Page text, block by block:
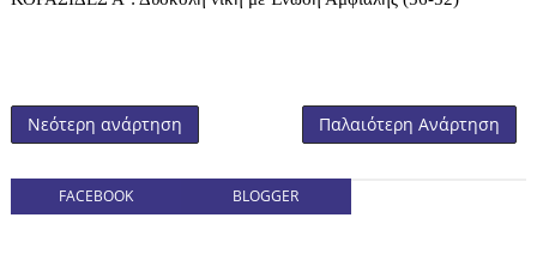
Νεότερη ανάρτηση Παλαιότερη Ανάρτηση
FACEBOOK BLOGGER